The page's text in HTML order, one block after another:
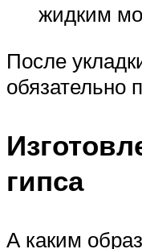
жидким
После
обязательно
гипса
А каким